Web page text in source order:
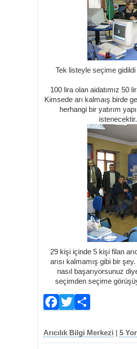
Tek listeyle seçime
100 lira olan aidatımız 50
Kimsede arı kalmaış birde
herhangi bir yatırım
29 kişi içinde 5 kişi filan
arısı kalmamış gibi bir
nasıl başarıyorsunuz
seçimden seçime
Facebook
Twitter
Arıcılık Bilgi Merkezi | 5